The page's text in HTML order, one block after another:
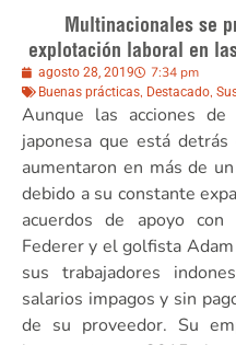
Multinacionales se
explotación laboral en
agosto 28, 2019 7:34 pm
Buenas prácticas, Destacado,
Aunque las acciones
japonesa que está
aumentaron en más de
debido a su constante
acuerdos de apoyo
Federer y el golfista
sus trabajadores
salarios impagos y sin
de su proveedor. Su